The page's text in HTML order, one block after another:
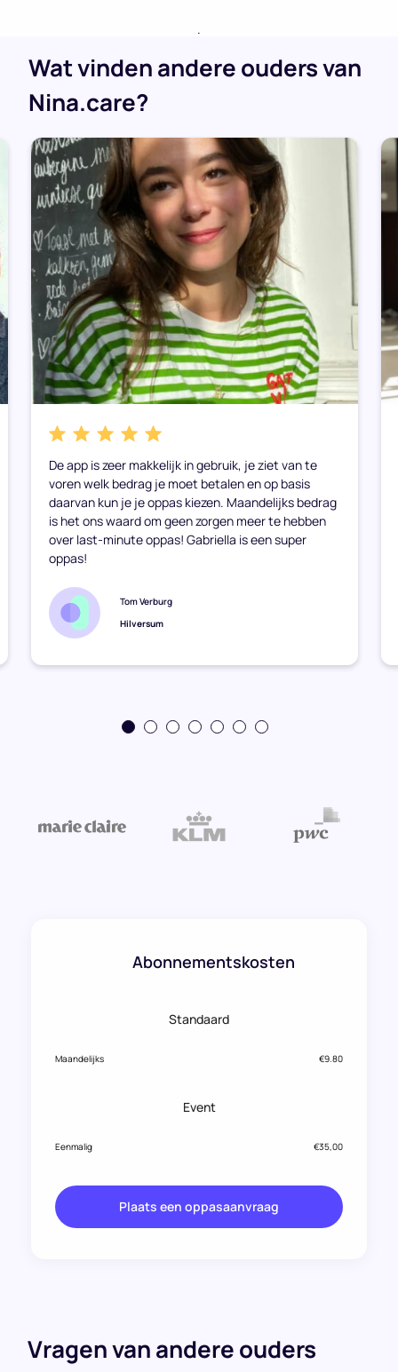
.
Wat vinden andere ouders van
Nina.care?
De app is zeer makkelijk in gebruik, je ziet van te
voren welk bedrag je moet betalen en op basis
daarvan kun je je oppas kiezen. Maandelijks bedrag
is het ons waard om geen zorgen meer te hebben
over last-minute oppas! Gabriella is een super
oppas!
Tom Verburg
Hilversum
Abonnementskosten
Standaard
Maandelijks €9.80
Event
Eenmalig €35,00
Plaats een oppasaanvraag
Vragen van andere ouders